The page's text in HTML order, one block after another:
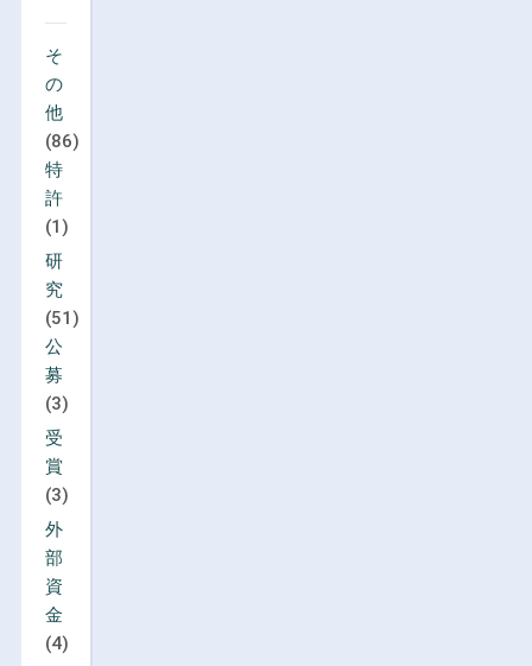
そ
の
他
(86)
特
許
(1)
研
究
(51)
公
募
(3)
受
賞
(3)
外
部
資
金
(4)